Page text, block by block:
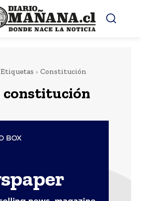
Etiquetas Constitución
constitución